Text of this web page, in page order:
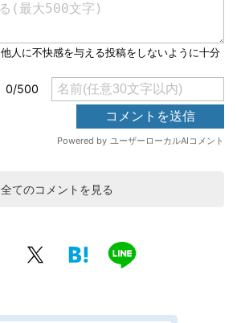
全てのコメントを見る